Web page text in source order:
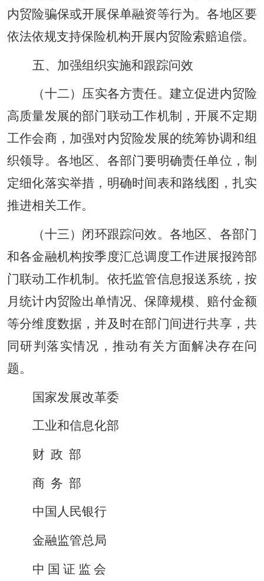
内贸险骗保或开展保单融资等行为。各地区要
依法依规支持保险机构开展内贸险索赔追偿。
五、加强组织实施和跟踪问效
（十二）压实各方责任。建立促进内贸险
高质量发展的部门联动工作机制，开展不定期
工作会商，加强对内贸险发展的统筹协调和组
织领导。各地区、各部门要明确责任单位，制
定细化落实举措，明确时间表和路线图，扎实
推进相关工作。
（十三）闭环跟踪问效。各地区、各部门
和各金融机构按季度汇总调度工作进展报跨部
门联动工作机制。依托监管信息报送系统，按
月统计内贸险出单情况、保障规模、赔付金额
等分维度数据，并及时在部门间进行共享，共
同研判落实情况，推动有关方面解决存在问
题。
国家发展改革委
工业和信息化部
财 政 部
商 务 部
中国人民银行
金融监管总局
中 国 证 监 会